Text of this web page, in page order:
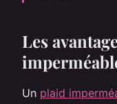
Les
Un plaid